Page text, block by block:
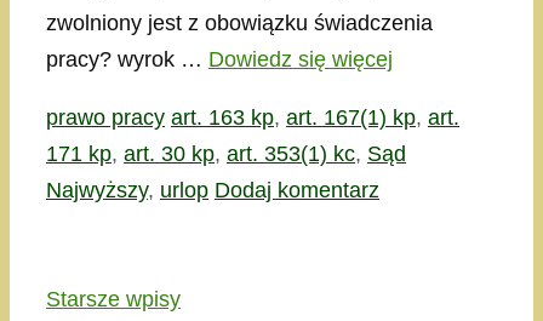
zwolniony jest z obowiązku świadczenia
pracy? wyrok … Dowiedz się więcej
Kategorie
prawo pracy Tagi
art. 163 kp, art. 167(1) kp, art.
171 kp, art. 30 kp, art. 353(1) kc, Sąd
Najwyższy, urlop Dodaj komentarz
Starsze wpisy